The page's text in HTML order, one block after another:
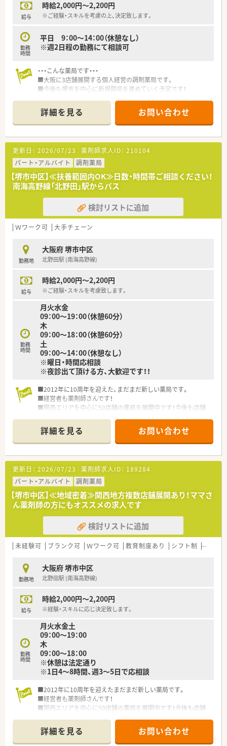
給与
時給2,000円～2,200円
※ご経験・スキルを考慮の上、決定致します。
勤務
時間
平日 9：00～14：00（休憩なし）
※週2日程の勤務にて相談可
・・・こんな薬局です・・・
■大阪に3店舗展開する個人経営の調剤薬局です。
■今後も堺市を中心に新規開局を進めていく予定です！
す。
■充実した設備を導入！
電子天秤一体型監査システム（one dayEX2）、全自動散薬分包機
（Mini-R48）UC4＋40錠剤カセット付、自動分割分包機
（charityIIIUC5+45カセット付）、薬包綴じ機（クリンプル）、PTP
除包機（パラスター）、iPad＋Apple pencilを導入しています。
詳細を見る お問い合わせ
更新日： 2026/07/23 薬剤師求人ID： 210104
パート・アルバイト
調剤薬局
【堺市中区】≪扶養範囲内OK≫日数・時間帯ご相談ください！
南海高野線「北野田」駅からバス
検討リストに追加
Ｗワーク可 大手チェーン
勤務地
大阪府 堺市中区
北野田駅 (南海高野線)
給与
時給2,000円～2,200円
※ご経験・スキルを考慮致します。
勤務
時間
月火水金
09：00～19：00（休憩60分）
木
09：00～18：00（休憩60分）
土
09：00～14：00（休憩なし）
※曜日・時間応相談
※夜診出て頂ける方、大歓迎です！！
■2012年に10周年を迎えた、まだまだ新しい薬局です。
■経営者も薬剤師さんです！
■関西エリアを中心に50店舗の薬局を展開中です！今後も店舗
■イチゴや、きりんなどのかわいいインテリアと広い店舗が自慢
です！
詳細を見る お問い合わせ
更新日： 2026/07/23 薬剤師求人ID： 189284
パート・アルバイト
調剤薬局
【堺市中区】≪地域密着≫関西地方複数店舗展開あり！ママさ
ん薬剤師の方にもオススメの求人です
検討リストに追加
未経験可 ブランク可 Ｗワーク可 教育制度あり シフト制 大手チ
勤務地
大阪府 堺市中区
北野田駅 (南海高野線)
給与
時給2,000円～2,200円
※経験・スキルに応じ決定致します。
勤務
時間
月火水金土
09：00～19：00
木
09：00～18：00
※休憩は法定通り
※1日4～8時間、週3～5日で応相談
■2012年に10周年を迎えたまだまだ新しい薬局です。
■経営者も薬剤師さんです！
■関西エリアを中心に50店舗の薬局を展開中です！今後も店舗
■イチゴや、きりんなどのかわいいインテリアと広い店舗が自慢
です！
詳細を見る お問い合わせ